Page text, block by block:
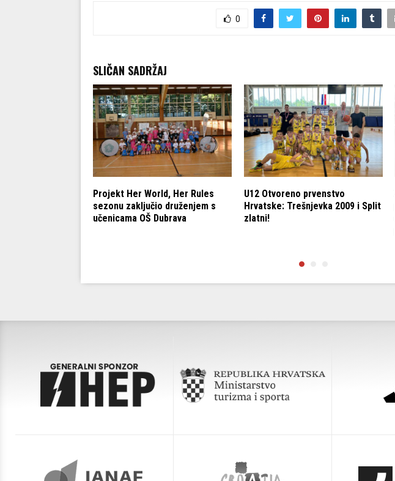
0
SLIČAN SADRŽAJ
Projekt Her World, Her Rules
sezonu zaključio druženjem s
učenicama OŠ Dubrava
U12 Otvoreno prvenstvo
Hrvatske: Trešnjevka 2009 i Split
zlatni!